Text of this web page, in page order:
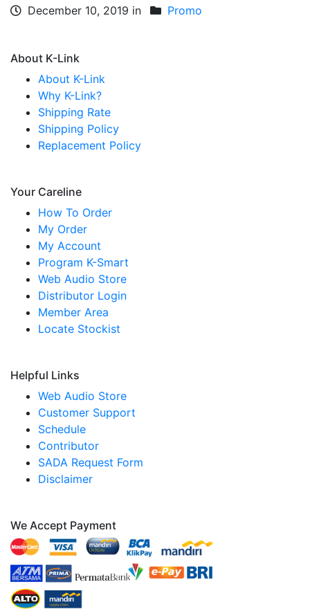
December 10, 2019 in Promo
About K-Link
About K-Link
Why K-Link?
Shipping Rate
Shipping Policy
Replacement Policy
Your Careline
How To Order
My Order
My Account
Program K-Smart
Web Audio Store
Distributor Login
Member Area
Locate Stockist
Helpful Links
Web Audio Store
Customer Support
Schedule
Contributor
SADA Request Form
Disclaimer
We Accept Payment